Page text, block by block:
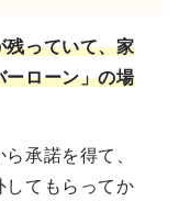
残っていて、家
ーローン」の場
承諾を得て、
してもらってか